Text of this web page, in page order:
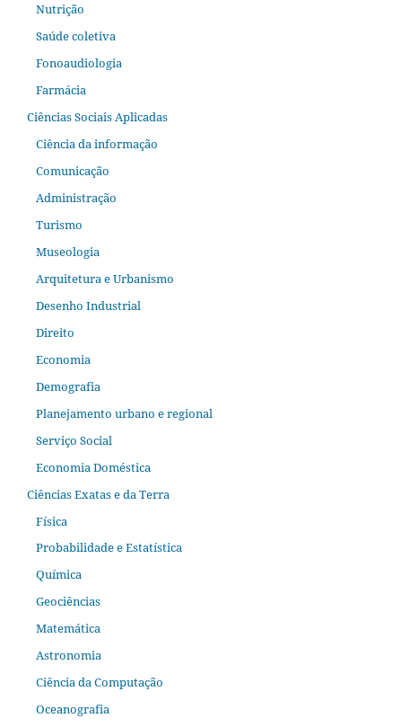
Nutrição
Saúde coletiva
Fonoaudiologia
Farmácia
Ciências Sociais Aplicadas
Ciência da informação
Comunicação
Administração
Turismo
Museologia
Arquitetura e Urbanismo
Desenho Industrial
Direito
Economia
Demografia
Planejamento urbano e regional
Serviço Social
Economia Doméstica
Ciências Exatas e da Terra
Física
Probabilidade e Estatística
Química
Geociências
Matemática
Astronomia
Ciência da Computação
Oceanografia